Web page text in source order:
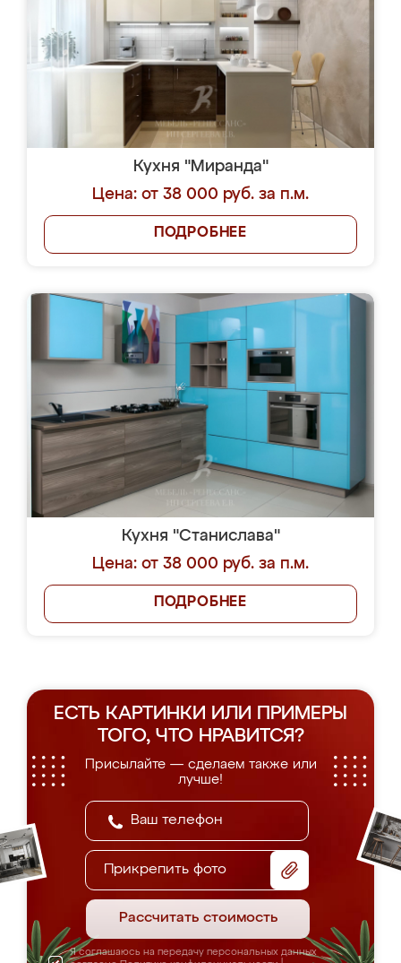
Кухня "Миранда"
Цена: от 38 000 руб. за п.м.
ПОДРОБНЕЕ
Кухня "Станислава"
Цена: от 38 000 руб. за п.м.
ПОДРОБНЕЕ
ЕСТЬ КАРТИНКИ ИЛИ ПРИМЕРЫ
ТОГО, ЧТО НРАВИТСЯ?
Присылайте — сделаем также или
лучше!
Прикрепить фото
Рассчитать стоимость
Я соглашаюсь на передачу персональных данных